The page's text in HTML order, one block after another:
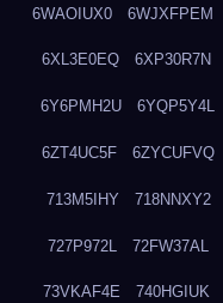
6WAOIUX0 6WJXFPEM
6XL3E0EQ 6XP30R7N
6Y6PMH2U 6YQP5Y4L
6ZT4UC5F 6ZYCUFVQ
713M5IHY 718NNXY2
727P972L 72FW37AL
73VKAF4E 740HGIUK